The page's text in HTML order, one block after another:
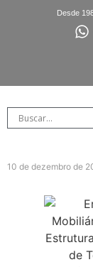
Desde
10 de dezembro de